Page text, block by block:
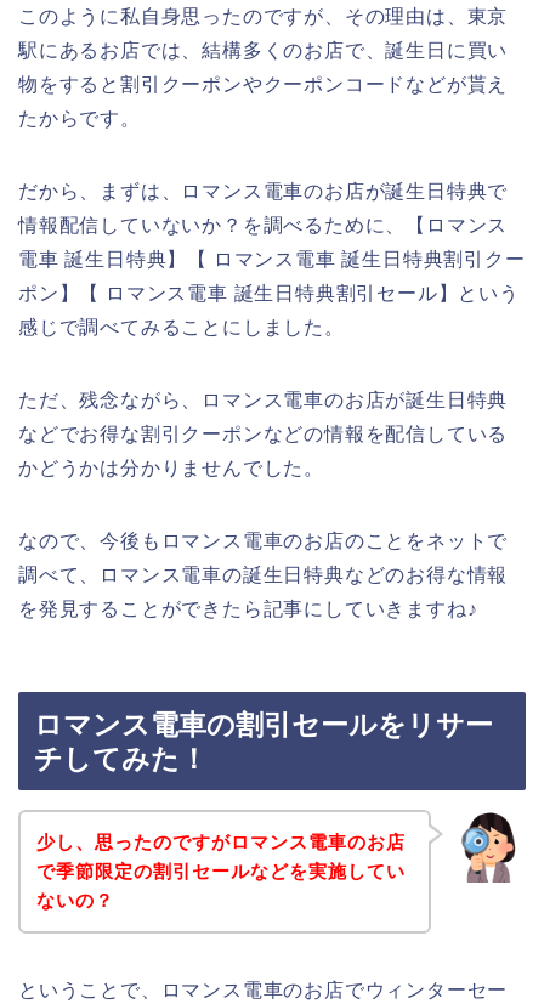
このように私自身思ったのですが、その理由は、東京
駅にあるお店では、結構多くのお店で、誕生日に買い
物をすると割引クーポンやクーポンコードなどが貰え
たからです。
だから、まずは、ロマンス電車のお店が誕生日特典で
情報配信していないか？を調べるために、【ロマンス
電車 誕生日特典】【 ロマンス電車 誕生日特典割引クー
ポン】【 ロマンス電車 誕生日特典割引セール】という
感じで調べてみることにしました。
ただ、残念ながら、ロマンス電車のお店が誕生日特典
などでお得な割引クーポンなどの情報を配信している
かどうかは分かりませんでした。
なので、今後もロマンス電車のお店のことをネットで
調べて、ロマンス電車の誕生日特典などのお得な情報
を発見することができたら記事にしていきますね♪
ロマンス電車の割引セールをリサー
チしてみた！
少し、思ったのですがロマンス電車のお店
で季節限定の割引セールなどを実施してい
ないの？
ということで、ロマンス電車のお店でウィンターセー